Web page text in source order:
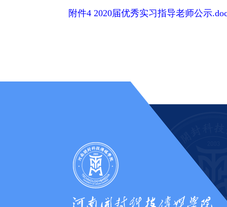
附件4 2020届优秀实习指导老师公示